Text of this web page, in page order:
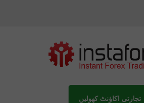
تجارتی اکاؤنٹ کھولیں